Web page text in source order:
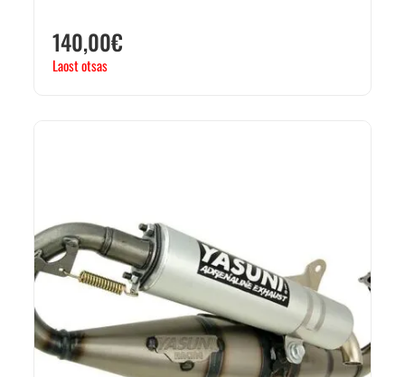
140,00€
Laost otsas